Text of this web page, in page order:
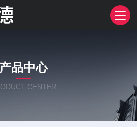
产品中心
CENTER